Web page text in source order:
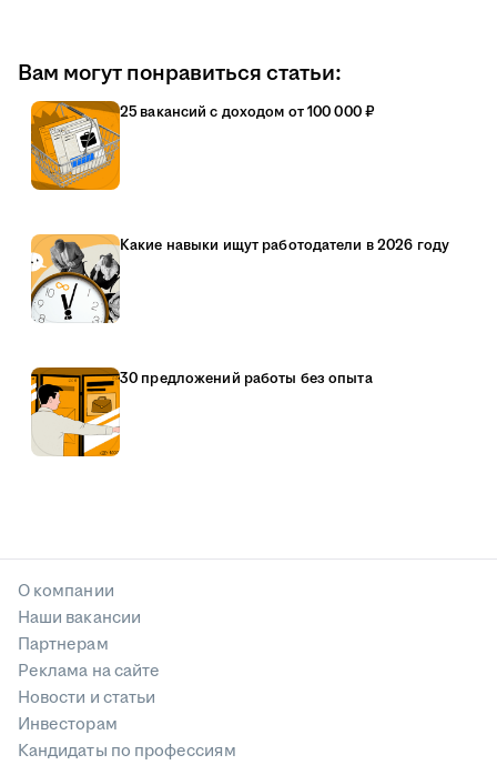
Вам могут понравиться статьи:
25 вакансий с доходом от 100 000 ₽
Какие навыки ищут работодатели в 2026 году
30 предложений работы без опыта
О компании
Наши вакансии
Партнерам
Реклама на сайте
Новости и статьи
Инвесторам
Кандидаты по профессиям